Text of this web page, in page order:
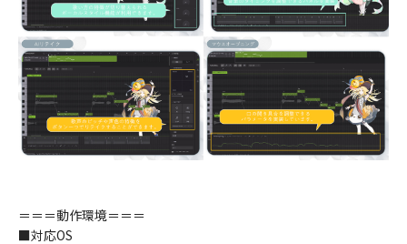
＝＝＝動作環境＝＝＝
■対応OS